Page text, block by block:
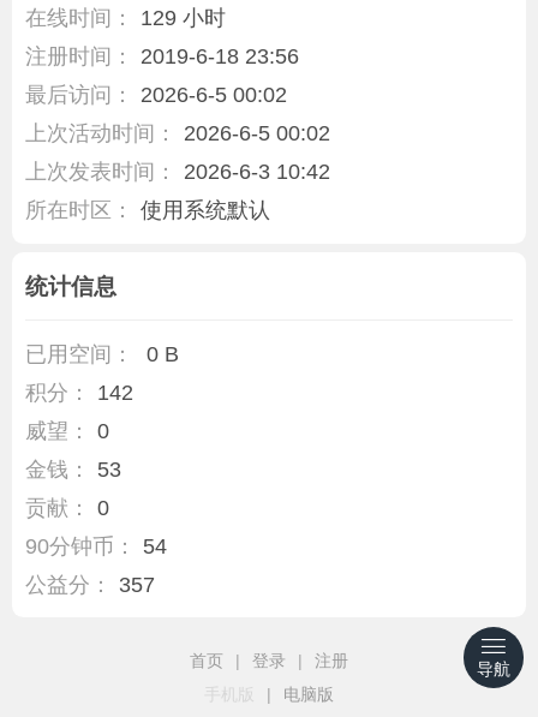
在线时间：
129 小时
注册时间：
2019-6-18 23:56
最后访问：
2026-6-5 00:02
上次活动时间：
2026-6-5 00:02
上次发表时间：
2026-6-3 10:42
所在时区：
使用系统默认
统计信息
已用空间：
0 B
积分：
142
威望：
0
金钱：
53
贡献：
0
90分钟币：
54
公益分：
357
首页 | 登录 |
注册
手机版
| 电脑版
导航